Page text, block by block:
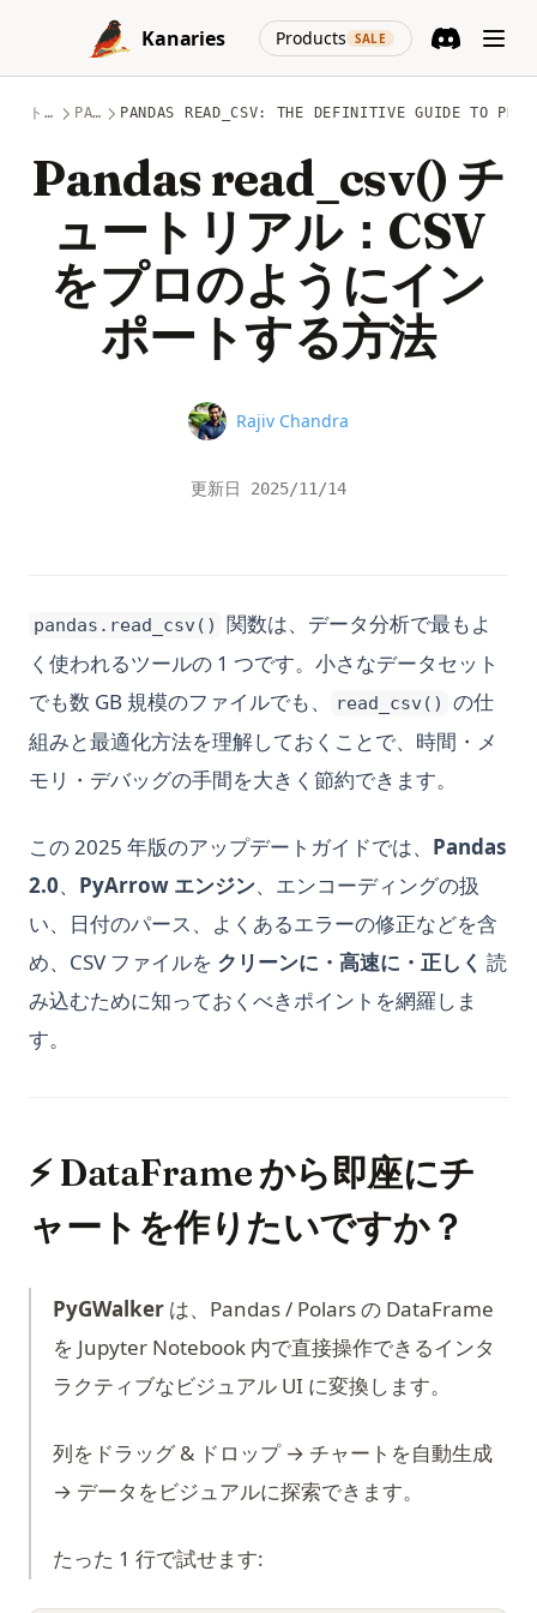
Skip to content
Kanaries
Products SALE
(opens in a
トピック PANDAS PANDAS READ_CSV: THE DEFINITIVE GUIDE TO
Pandas read_csv() チ
ュートリアル：CSV
をプロのようにイン
ポートする方法
Name
Rajiv Chandra
更新日 2025/11/14
pandas.read_csv()
関数は、データ分析で最もよ
く使われるツールの 1 つです。小さなデータセット
でも数 GB 規模のファイルでも、
read_csv()
の仕
組みと最適化方法を理解しておくことで、時間・メ
モリ・デバッグの手間を大きく節約できます。
この 2025 年版のアップデートガイドでは、 Pandas
2.0、 PyArrow エンジン、エンコーディングの扱
い、日付のパース、よくあるエラーの修正などを含
め、CSV ファイルを クリーンに・高速に・正しく 読
み込むために知っておくべきポイントを網羅しま
す。
⚡ DataFrame から即座にチ
ャートを作りたいですか？
PyGWalkerは、Pandas / Polars の DataFrame
を Jupyter Notebook 内で直接操作できるインタ
ラクティブなビジュアル UI に変換します。
列をドラッグ & ドロップ → チャートを自動生成
→ データをビジュアルに探索できます。
たった 1 行で試せます: